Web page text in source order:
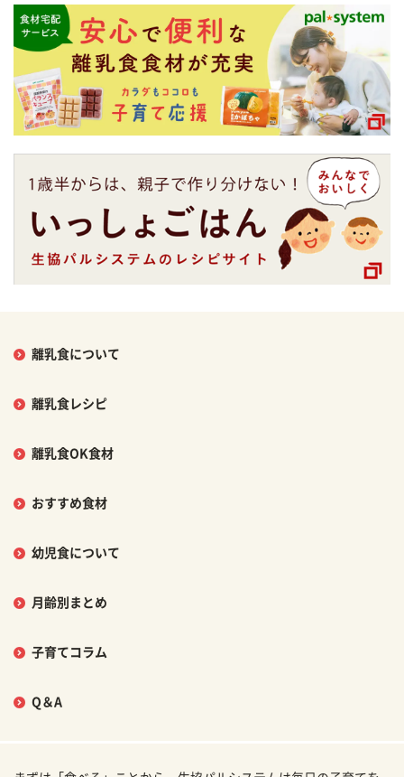
離乳食について
離乳食レシピ
離乳食OK食材
おすすめ食材
幼児食について
月齢別まとめ
子育てコラム
Q＆A